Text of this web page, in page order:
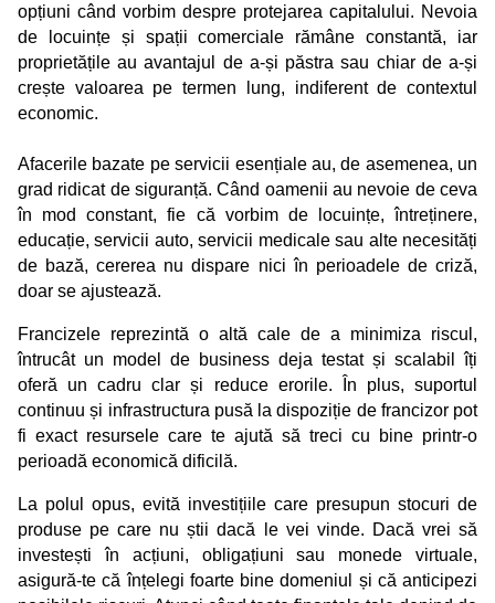
opțiuni când vorbim despre protejarea capitalului. Nevoia
de locuințe și spații comerciale rămâne constantă, iar
proprietățile au avantajul de a-și păstra sau chiar de a-și
crește valoarea pe termen lung, indiferent de contextul
economic.
Afacerile bazate pe servicii esențiale au, de asemenea, un
grad ridicat de siguranță. Când oamenii au nevoie de ceva
în mod constant, fie că vorbim de locuințe, întreținere,
educație, servicii auto, servicii medicale sau alte necesități
de bază, cererea nu dispare nici în perioadele de criză,
doar se ajustează.
Francizele reprezintă o altă cale de a minimiza riscul,
întrucât un model de business deja testat și scalabil îți
oferă un cadru clar și reduce erorile. În plus, suportul
continuu și infrastructura pusă la dispoziție de francizor pot
fi exact resursele care te ajută să treci cu bine printr-o
perioadă economică dificilă.
La polul opus, evită investițiile care presupun stocuri de
produse pe care nu știi dacă le vei vinde. Dacă vrei să
investești în acțiuni, obligațiuni sau monede virtuale,
asigură-te că înțelegi foarte bine domeniul și că anticipezi